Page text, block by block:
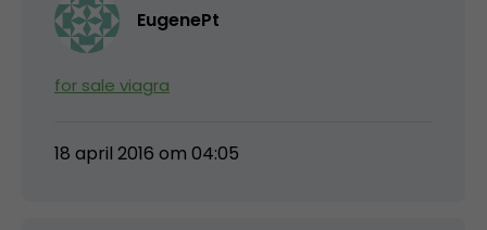
EugenePt
for sale viagra
18 april 2016 om 04:05